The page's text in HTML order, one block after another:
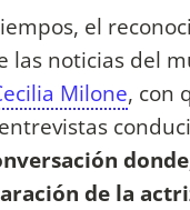
el
las noticias del
Milone, con
de la